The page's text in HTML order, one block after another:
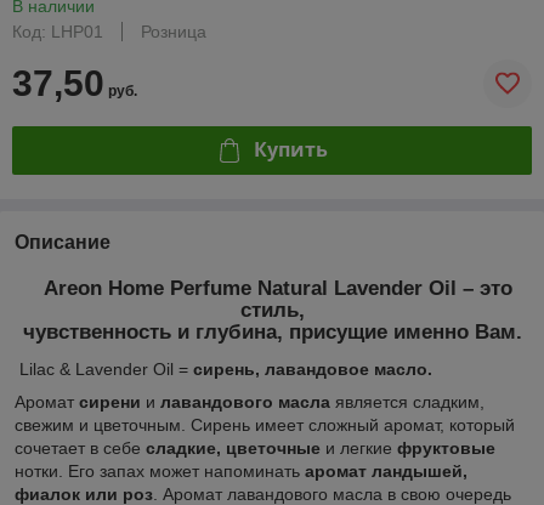
В наличии
Код: LHP01
Розница
37,50 руб.
Купить
Описание
Areon Home Perfume Natural Lavender Oil – это
стиль,
чувственность и глубина, присущие именно Вам.
Lilac & Lavender Oil = сирень, лавандовое масло.
Аромат сирени и лавандового масла является сладким,
свежим и цветочным. Сирень имеет сложный аромат, который
сочетает в себе сладкие, цветочные и легкие фруктовые
нотки. Его запах может напоминать аромат ландышей,
фиалок или роз . Аромат лавандового масла в свою очередь